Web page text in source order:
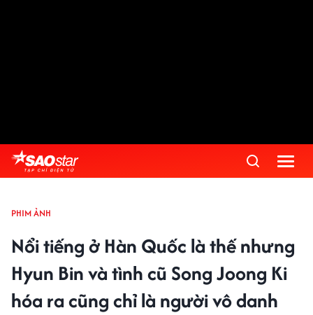
PHIM ẢNH
Nổi tiếng ở Hàn Quốc là thế nhưng
Hyun Bin và tình cũ Song Joong Ki
hóa ra cũng chỉ là người vô danh